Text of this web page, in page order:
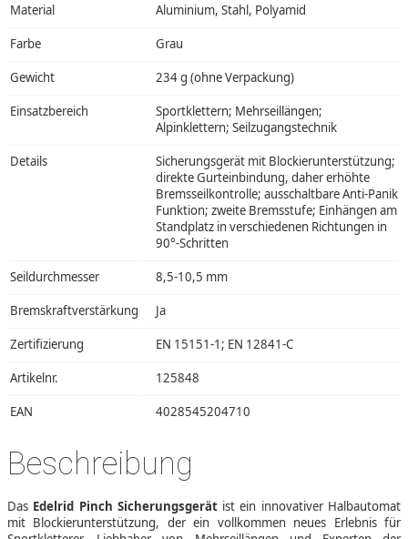
Material Aluminium, Stahl, Polyamid
Farbe Grau
Gewicht 234 g (ohne Verpackung)
Einsatzbereich
Sportklettern; Mehrseillängen;
Alpinklettern; Seilzugangstechnik
Details
Sicherungsgerät mit Blockierunterstützung;
direkte Gurteinbindung, daher erhöhte
Bremsseilkontrolle; ausschaltbare Anti-Panik
Funktion; zweite Bremsstufe; Einhängen am
Standplatz in verschiedenen Richtungen in
90°-Schritten
Seildurchmesser 8,5-10,5 mm
Bremskraftverstärkung Ja
Zertifizierung EN 15151-1; EN 12841-C
Artikelnr. 125848
EAN 4028545204710
Beschreibung
Das Edelrid Pinch Sicherungsgerätist ein innovativer Halbautomat
mit Blockierunterstützung, der ein vollkommen neues Erlebnis für